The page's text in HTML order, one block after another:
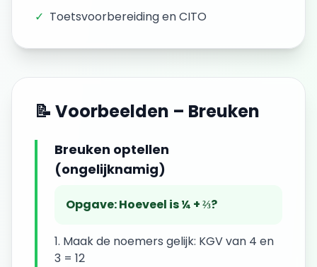
✓ Toetsvoorbereiding en CITO
📝 Voorbeelden – Breuken
Breuken optellen
(ongelijknamig)
Opgave:Hoeveel is ¼ + ⅔?
Maak de noemers gelijk: KGV van 4 en
3 = 12